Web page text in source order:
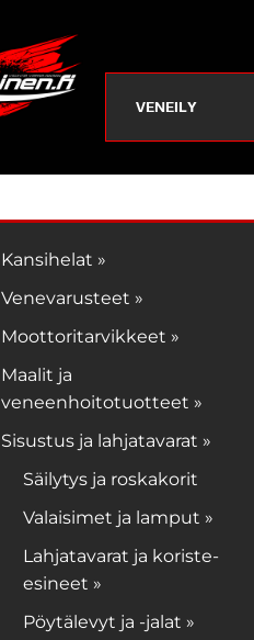
VENEILY
Kansihelat »
Venevarusteet »
Moottoritarvikkeet »
Maalit ja
veneenhoitotuotteet »
Sisustus ja lahjatavarat »
Säilytys ja roskakorit
Valaisimet ja lamput »
Lahjatavarat ja koriste-
esineet »
Pöytälevyt ja -jalat »